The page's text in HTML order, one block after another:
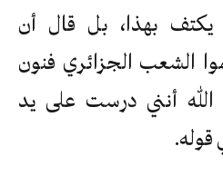
يكتف بهذا، بل قال أن
الشعب الجزائري فنون
الله أنني درست على يد
قوله.